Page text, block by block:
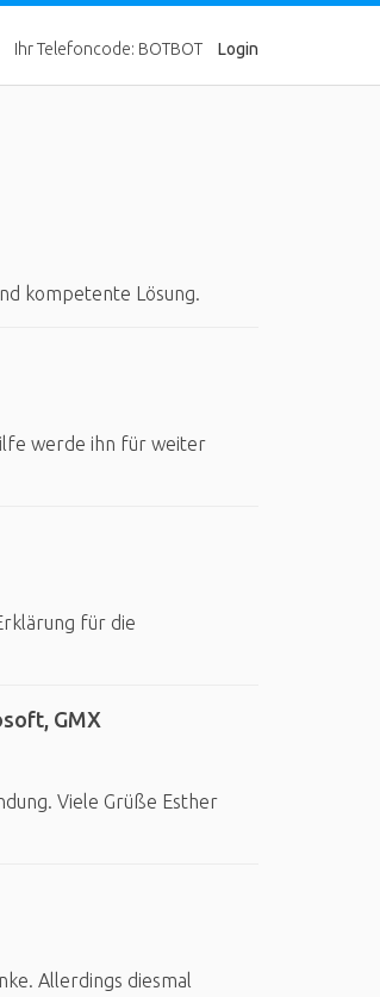
Ihr Telefoncode: BOTBOT Login
kompetente Lösung.
werde ihn für weiter
für die
GMX
Viele Grüße Esther
Allerdings diesmal